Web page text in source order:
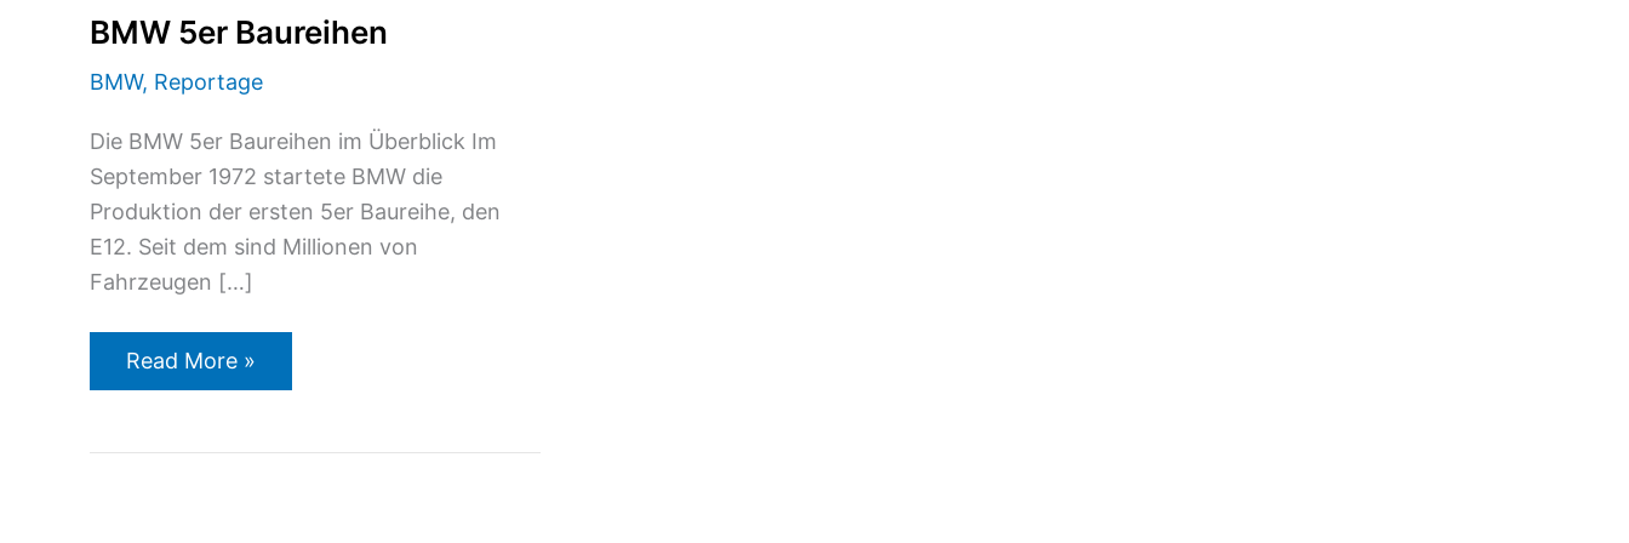
BMW 5er Baureihen
BMW, Reportage
Die BMW 5er Baureihen im Überblick Im
September 1972 startete BMW die
Produktion der ersten 5er Baureihe, den
E12. Seit dem sind Millionen von
Fahrzeugen […]
Read More »